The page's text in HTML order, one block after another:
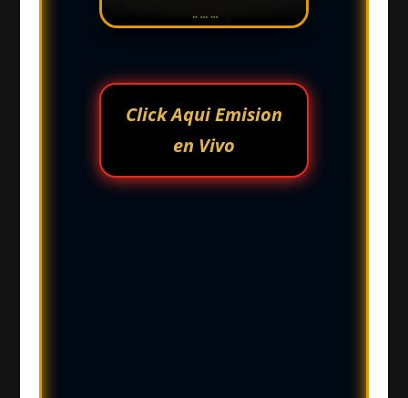
Click Aqui Emision
en Vivo